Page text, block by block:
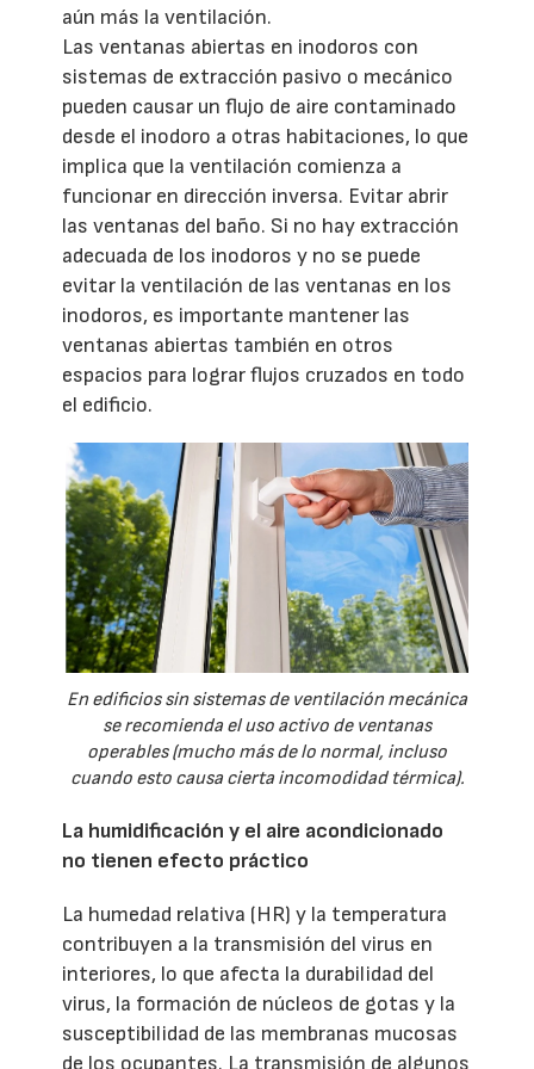
aún más la ventilación.
Las ventanas abiertas en inodoros con
sistemas de extracción pasivo o mecánico
pueden causar un flujo de aire contaminado
desde el inodoro a otras habitaciones, lo que
implica que la ventilación comienza a
funcionar en dirección inversa. Evitar abrir
las ventanas del baño. Si no hay extracción
adecuada de los inodoros y no se puede
evitar la ventilación de las ventanas en los
inodoros, es importante mantener las
ventanas abiertas también en otros
espacios para lograr flujos cruzados en todo
el edificio.
En edificios sin sistemas de ventilación mecánica
se recomienda el uso activo de ventanas
operables (mucho más de lo normal, incluso
cuando esto causa cierta incomodidad térmica).
La humidificación y el aire acondicionado
no tienen efecto práctico
La humedad relativa (HR) y la temperatura
contribuyen a la transmisión del virus en
interiores, lo que afecta la durabilidad del
virus, la formación de núcleos de gotas y la
susceptibilidad de las membranas mucosas
de los ocupantes. La transmisión de algunos